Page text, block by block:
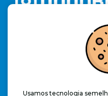
15 dias e aproveite
novo e
Usamos tecnologia